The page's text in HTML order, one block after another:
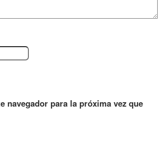
navegador para la próxima vez que